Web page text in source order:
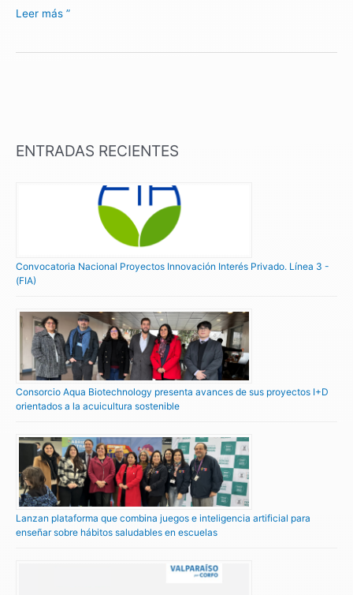
Leer más ”
ENTRADAS RECIENTES
Convocatoria Nacional Proyectos Innovación Interés Privado. Línea 3 -
(FIA)
Consorcio Aqua Biotechnology presenta avances de sus proyectos I+D
orientados a la acuicultura sostenible
Lanzan plataforma que combina juegos e inteligencia artificial para
enseñar sobre hábitos saludables en escuelas